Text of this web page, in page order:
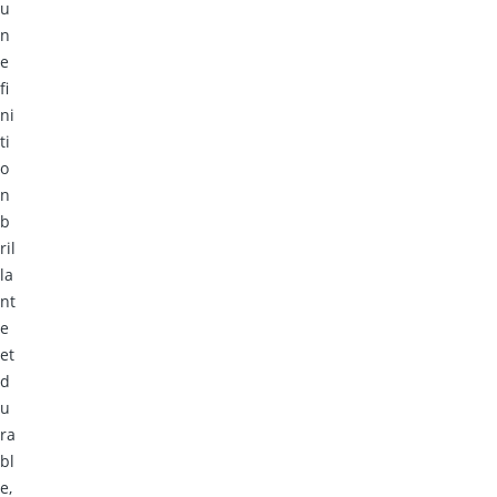
u
n
e
fi
ni
ti
o
n
b
ril
la
nt
e
et
d
u
ra
bl
e,